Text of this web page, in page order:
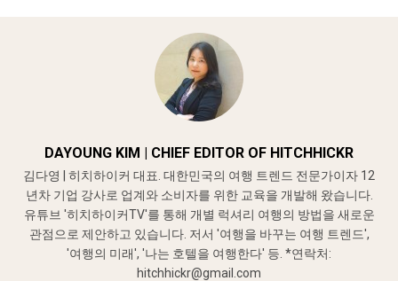
DAYOUNG KIM | CHIEF EDITOR OF HITCHHICKR
김다영 | 히치하이커 대표. 대한민국의 여행 트렌드 전문가이자 12
년차 기업 강사로 업계와 소비자를 위한 교육을 개발해 왔습니다.
유튜브 '히치하이커TV'를 통해 개별 럭셔리 여행의 방법을 새로운
관점으로 제안하고 있습니다. 저서 '여행을 바꾸는 여행 트렌드',
'여행의 미래', '나는 호텔을 여행한다' 등. *연락처:
hitchhickr@gmail.com